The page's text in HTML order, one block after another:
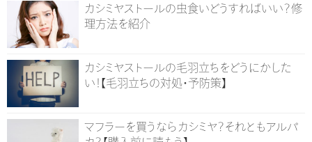
カシミヤストールの虫食いどうすればいい？修
理方法を紹介
カシミヤストールの毛羽立ちをどうにかした
い！【毛羽立ちの対処・予防策】
マフラーを買うならカシミヤ？それともアルパ